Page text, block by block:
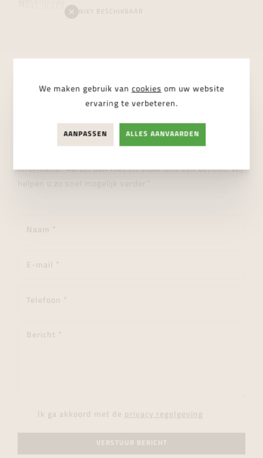
NIET BESCHIKBAAR
STUUR ONS EEN BERICHT
Wij helpen je graag verder!
informatie? Aarzel dan niet en stuur ons een bericht. Wij
helpen u zo snel mogelijk verder."
Ik ga akkoord met de privacy regelgeving
VERSTUUR BERICHT
We maken gebruik van cookies om uw website
ervaring te verbeteren.
AANPASSEN ALLES AANVAARDEN